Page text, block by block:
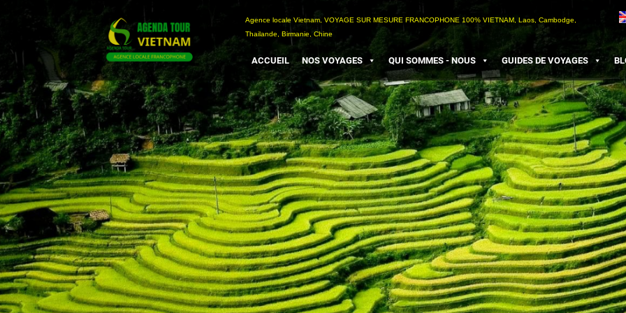
Agence locale Vietnam, VOYAGE SUR MESURE FRANCOPHONE 100% VIETNAM, Laos, Cambodge,
Thailande, Birmanie, Chine
ACCUEIL NOS VOYAGES QUI SOMMES - NOUS GUIDES DE VOYAGES